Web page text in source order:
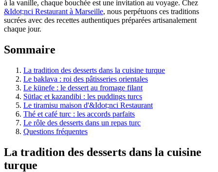
à la vanille, chaque bouchée est une invitation au voyage. Chez
&Idot;nci Restaurant à Marseille, nous perpétuons ces traditions
sucrées avec des recettes authentiques préparées artisanalement
chaque jour.
Sommaire
La tradition des desserts dans la cuisine turque
Le baklava : roi des pâtisseries orientales
Le künefe : le dessert au fromage filant
Sütlaç et kazandibi : les puddings turcs
Le tiramisu maison d'&Idot;nci Restaurant
Thé et café turc : les accords parfaits
Le rôle des desserts dans un repas turc
Questions fréquentes
La tradition des desserts dans la cuisine
turque